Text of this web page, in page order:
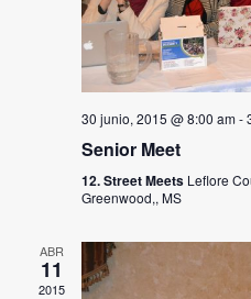
30 junio, 2015 @ 8:00 am-
Senior Meet
12. Street Meets Leflore
Greenwood,, MS
ABR
11
2015